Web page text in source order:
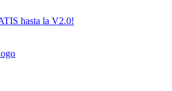
hasta la V2.0!